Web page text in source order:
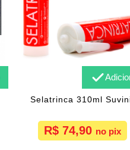
Selatrinca 310ml
R$ 74,90